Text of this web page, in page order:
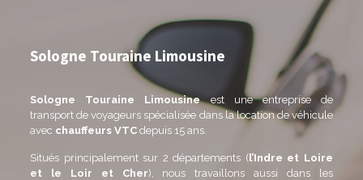
Sologne Touraine Limousine
Sologne Touraine Limousineest une entreprise de
transport de voyageurs spécialisée dans la location de véhicule
avec chauffeurs VTC depuis 15 ans.
Situés principalement sur 2 départements (l’Indre et Loire
et le Loir et Cher), nous travaillons aussi dans les